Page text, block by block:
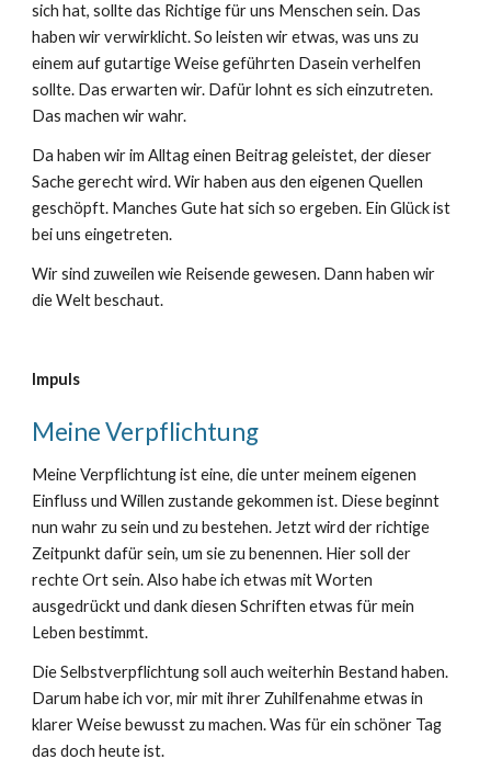
sich hat, sollte das Richtige für uns Menschen sein. Das
haben wir verwirklicht. So leisten wir etwas, was uns zu
einem auf gutartige Weise geführten Dasein verhelfen
sollte. Das erwarten wir. Dafür lohnt es sich einzutreten.
Das machen wir wahr.
Da haben wir im Alltag einen Beitrag geleistet, der dieser
Sache gerecht wird. Wir haben aus den eigenen Quellen
geschöpft. Manches Gute hat sich so ergeben. Ein Glück ist
bei uns eingetreten.
Wir sind zuweilen wie Reisende gewesen. Dann haben wir
die Welt beschaut.
Impuls
Meine Verpflichtung
Meine Verpflichtung ist eine, die unter meinem eigenen
Einfluss und Willen zustande gekommen ist. Diese beginnt
nun wahr zu sein und zu bestehen. Jetzt wird der richtige
Zeitpunkt dafür sein, um sie zu benennen. Hier soll der
rechte Ort sein. Also habe ich etwas mit Worten
ausgedrückt und dank diesen Schriften etwas für mein
Leben bestimmt.
Die Selbstverpflichtung soll auch weiterhin Bestand haben.
Darum habe ich vor, mir mit ihrer Zuhilfenahme etwas in
klarer Weise bewusst zu machen. Was für ein schöner Tag
das doch heute ist.